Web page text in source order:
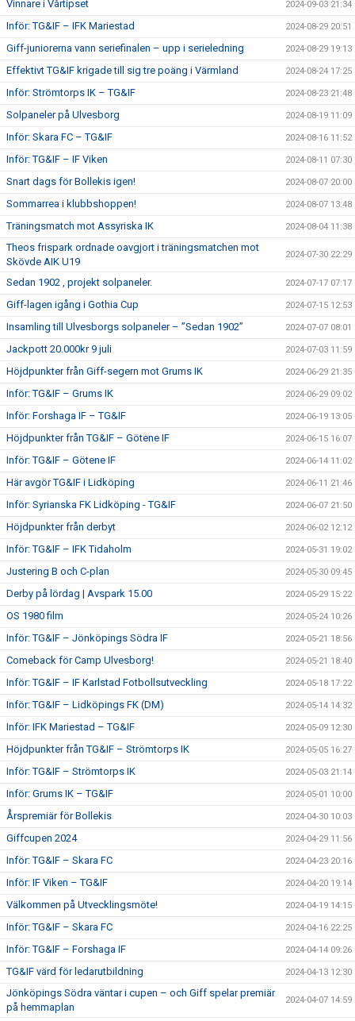
Vinnare i Vårtipset 2024-09-03 21:34
Inför: TG&IF – IFK Mariestad 2024-08-29 20:51
Giff-juniorerna vann seriefinalen – upp i serieledning 2024-08-29 19:13
Effektivt TG&IF krigade till sig tre poäng i Värmland 2024-08-24 17:25
Inför: Strömtorps IK – TG&IF 2024-08-23 21:48
Solpaneler på Ulvesborg 2024-08-19 11:09
Inför: Skara FC – TG&IF 2024-08-16 11:52
Inför: TG&IF – IF Viken 2024-08-11 07:30
Snart dags för Bollekis igen! 2024-08-07 20:00
Sommarrea i klubbshoppen! 2024-08-07 13:48
Träningsmatch mot Assyriska IK 2024-08-04 11:38
Theos frispark ordnade oavgjort i träningsmatchen mot
Skövde AIK U19
2024-07-30 22:29
Sedan 1902 , projekt solpaneler. 2024-07-17 07:17
Giff-lagen igång i Gothia Cup 2024-07-15 12:53
Insamling till Ulvesborgs solpaneler – ”Sedan 1902” 2024-07-07 08:01
Jackpott 20.000kr 9 juli 2024-07-03 11:59
Höjdpunkter från Giff-segern mot Grums IK 2024-06-29 21:35
Inför: TG&IF – Grums IK 2024-06-29 09:02
Inför: Forshaga IF – TG&IF 2024-06-19 13:05
Höjdpunkter från TG&IF – Götene IF 2024-06-15 16:07
Inför: TG&IF – Götene IF 2024-06-14 11:02
Här avgör TG&IF i Lidköping 2024-06-11 21:46
Inför: Syrianska FK Lidköping - TG&IF 2024-06-07 21:50
Höjdpunkter från derbyt 2024-06-02 12:12
Inför: TG&IF – IFK Tidaholm 2024-05-31 19:02
Justering B och C-plan 2024-05-30 09:45
Derby på lördag | Avspark 15.00 2024-05-29 15:22
OS 1980 film 2024-05-24 10:26
Inför: TG&IF – Jönköpings Södra IF 2024-05-21 18:56
Comeback för Camp Ulvesborg! 2024-05-21 18:40
Inför: TG&IF – IF Karlstad Fotbollsutveckling 2024-05-18 17:22
Inför: TG&IF – Lidköpings FK (DM) 2024-05-14 14:32
Inför: IFK Mariestad – TG&IF 2024-05-09 12:30
Höjdpunkter från TG&IF – Strömtorps IK 2024-05-05 16:27
Inför: TG&IF – Strömtorps IK 2024-05-03 21:14
Inför: Grums IK – TG&IF 2024-05-01 10:00
Årspremiär för Bollekis 2024-04-30 10:03
Giffcupen 2024 2024-04-29 11:56
Inför: TG&IF – Skara FC 2024-04-23 20:16
Inför: IF Viken – TG&IF 2024-04-20 19:14
Välkommen på Utvecklingsmöte! 2024-04-19 14:15
Inför: TG&IF – Skara FC 2024-04-16 22:25
Inför: TG&IF – Forshaga IF 2024-04-14 09:26
TG&IF värd för ledarutbildning 2024-04-13 12:30
Jönköpings Södra väntar i cupen – och Giff spelar premiär
på hemmaplan
2024-04-07 14:59